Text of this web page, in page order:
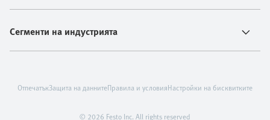
Сегменти на индустрията
© 2026 Festo Inc. All rights reserved
ОтпечатъкЗащита на даннитеПравила и условияНастройки на бисквитките